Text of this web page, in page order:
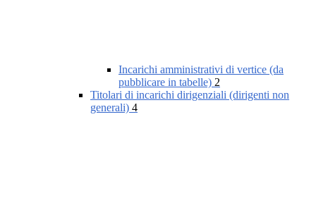
Incarichi amministrativi di vertice (da
pubblicare in tabelle) 2
Titolari di incarichi dirigenziali (dirigenti non
generali) 4